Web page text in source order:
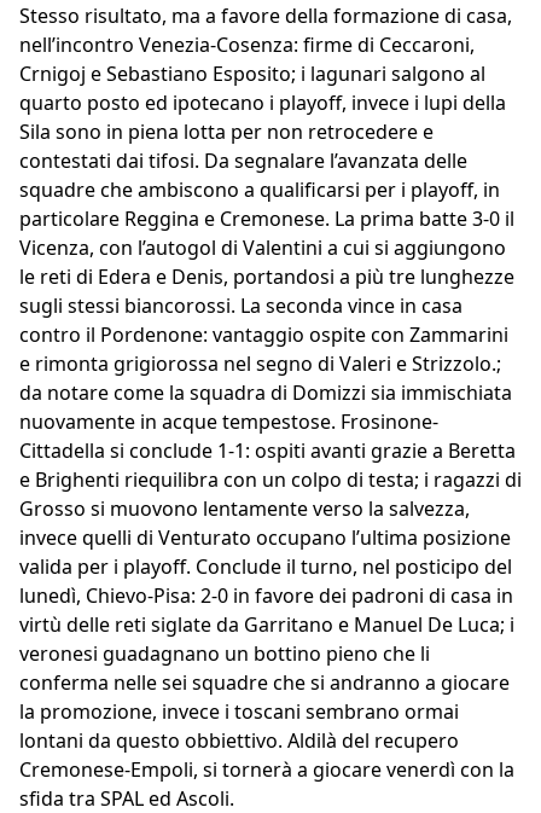
Stesso risultato, ma a favore della formazione di casa,
nell’incontro Venezia-Cosenza: firme di Ceccaroni,
Crnigoj e Sebastiano Esposito; i lagunari salgono al
quarto posto ed ipotecano i playoff, invece i lupi della
Sila sono in piena lotta per non retrocedere e
contestati dai tifosi. Da segnalare l’avanzata delle
squadre che ambiscono a qualificarsi per i playoff, in
particolare Reggina e Cremonese. La prima batte 3-0 il
Vicenza, con l’autogol di Valentini a cui si aggiungono
le reti di Edera e Denis, portandosi a più tre lunghezze
sugli stessi biancorossi. La seconda vince in casa
contro il Pordenone: vantaggio ospite con Zammarini
e rimonta grigiorossa nel segno di Valeri e Strizzolo.;
da notare come la squadra di Domizzi sia immischiata
nuovamente in acque tempestose. Frosinone-
Cittadella si conclude 1-1: ospiti avanti grazie a Beretta
e Brighenti riequilibra con un colpo di testa; i ragazzi di
Grosso si muovono lentamente verso la salvezza,
invece quelli di Venturato occupano l’ultima posizione
valida per i playoff. Conclude il turno, nel posticipo del
lunedì, Chievo-Pisa: 2-0 in favore dei padroni di casa in
virtù delle reti siglate da Garritano e Manuel De Luca; i
veronesi guadagnano un bottino pieno che li
conferma nelle sei squadre che si andranno a giocare
la promozione, invece i toscani sembrano ormai
lontani da questo obbiettivo. Aldilà del recupero
Cremonese-Empoli, si tornerà a giocare venerdì con la
sfida tra SPAL ed Ascoli.